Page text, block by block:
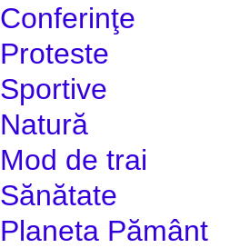
Conferinţe
Proteste
Sportive
Natură
Mod de trai
Sănătate
Planeta Pământ